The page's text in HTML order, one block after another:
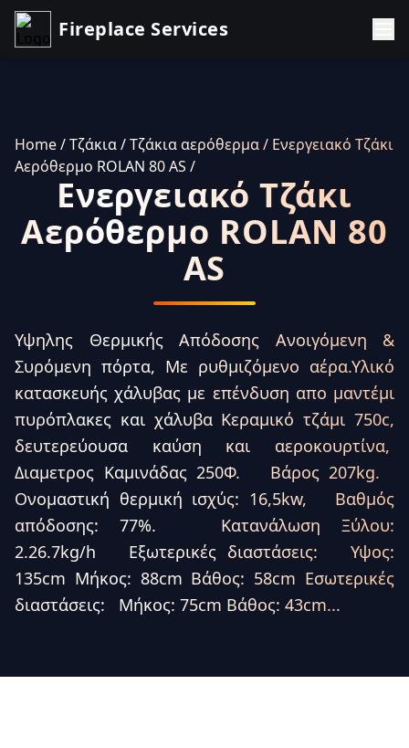
Fireplace Services
Home/ Τζάκια/ Τζάκια αερόθερμα/ Ενεργειακό Τζάκι
Αερόθερμο ROLAN 80 AS /
Ενεργειακό Τζάκι
Αερόθερμο ROLAN 80
AS
Υψηλης Θερμικής Απόδοσης Ανοιγόμενη &
Συρόμενη πόρτα, Με ρυθμιζόμενο αέρα.Υλικό
κατασκευής χάλυβας με επένδυση απο μαντέμι
πυρόπλακες και χάλυβα Κεραμικό τζάμι 750c,
δευτερεύουσα καύση και αεροκουρτίνα,
Διαμετρος Καμινάδας 250Φ. Βάρος 207kg.
Ονομαστική θερμική ισχύς: 16,5kw, Βαθμός
απόδοσης: 77%. Κατανάλωση Ξύλου:
2.26.7kg/h Eξωτερικές διαστάσεις: Υψος:
135cm Μήκος: 88cm Βάθος: 58cm Εσωτερικές
διαστάσεις: Μήκος: 75cm Βάθος: 43cm...